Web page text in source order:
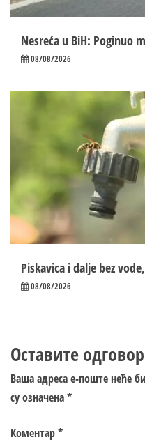
Nesreća u BiH: Poginuo
08/08/2026
Piskavica i dalje bez
08/08/2026
Оставите одговор
Ваша адреса е-поште неће
су означена*
Коментар*